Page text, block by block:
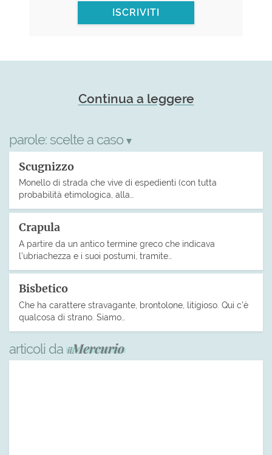
ISCRIVITI
Continua a leggere
parole: scelte a caso ▾
Scugnizzo
Monello di strada che vive di espedienti (con tutta
probabilità etimologica, alla…
Crapula
A partire da un antico termine greco che indicava
l’ubriachezza e i suoi postumi, tramite…
Bisbetico
Che ha carattere stravagante, brontolone, litigioso. Qui c’è
qualcosa di strano. Siamo…
articoli da